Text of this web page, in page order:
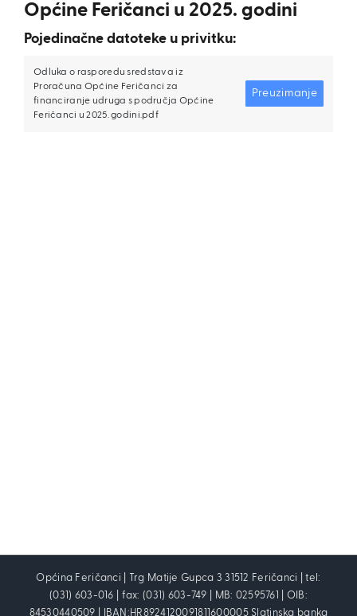
Općine Feričanci u 2025. godini
Pojedinačne datoteke u privitku:
Odluka o rasporedu sredstava iz
Proračuna Općine Feričanci za
financiranje udruga s područja Općine
Feričanci u 2025. godini.pdf
Preuzimanje
Općina Feričanci | Trg Matije Gupca 3 31512 Feričanci | tel:
(031) 603-016 | fax: (031) 603-749 | MB: 02595761 | OIB:
84530440509 | IBAN:HR8924120091811600005 Slatinska banka